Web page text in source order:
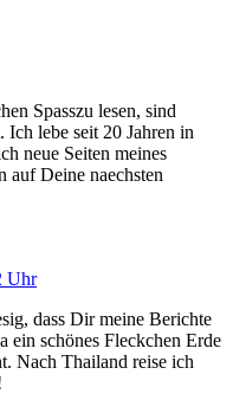
Spasszu lesen, sind
lebe seit 20 Jahren in
neue Seiten meines
auf Deine naechsten
Uhr
dass Dir meine Berichte
ein schönes Fleckchen Erde
Nach Thailand reise ich